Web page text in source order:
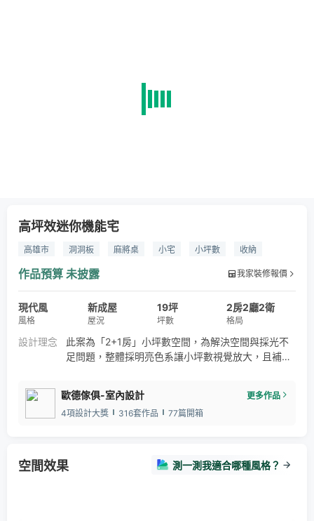
高坪效迷你機能宅
高雄市 洞洞板 麻將桌 小宅 小坪數
收納
圓弧
弧形收邊
作品預算 未披露 我家裝修報價
現代風
風格
新成屋
屋況
19坪
坪數
2房2廳2衛
格局
設計理念
此案為「2+1房」小坪數空間，為解決空間與採光不
足問題，整體採明亮色系讓小坪數視覺放大，且補足
其用！
歐德傢俱-室內設計
更多作品
4項設計大獎
316套作品 77篇開箱
空間效果 測一測我適合哪種風格？